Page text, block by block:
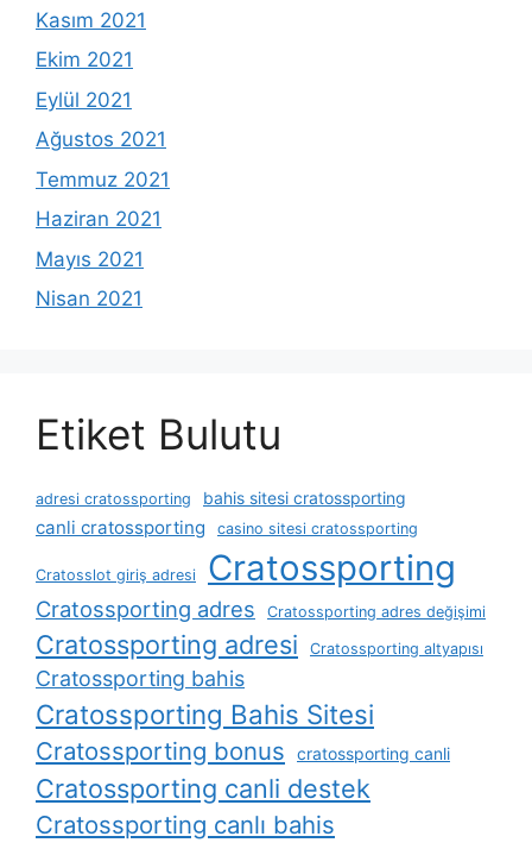
Kasım 2021
Ekim 2021
Eylül 2021
Ağustos 2021
Temmuz 2021
Haziran 2021
Mayıs 2021
Nisan 2021
Etiket Bulutu
adresi cratossporting bahis sitesi cratossporting
canli cratossporting casino sitesi cratossporting
Cratosslot giriş adresi Cratossporting
Cratossporting adres Cratossporting adres değişimi
Cratossporting adresi Cratossporting altyapısı
Cratossporting bahis
Cratossporting Bahis Sitesi
Cratossporting bonus cratossporting canli
Cratossporting canli destek
Cratossporting canlı bahis